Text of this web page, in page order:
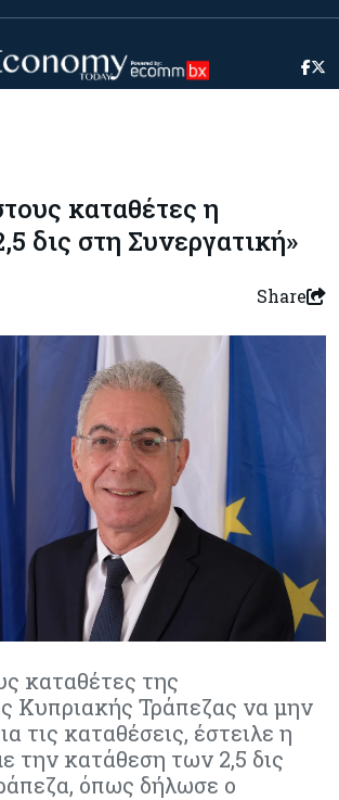
καταθέτες η
δις στη Συνεργατική»
Share
καταθέτες της
Κυπριακής Τράπεζας να μην
τις καταθέσεις, έστειλε η
την κατάθεση των 2,5 δις
όπως δήλωσε ο